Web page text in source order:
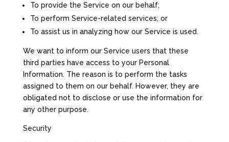
To provide the Service on our behalf;
To perform Service-related services; or
To assist us in analyzing how our Service is used.
We want to inform our Service users that these
third parties have access to your Personal
Information. The reason is to perform the tasks
assigned to them on our behalf. However, they are
obligated not to disclose or use the information for
any other purpose.
Security